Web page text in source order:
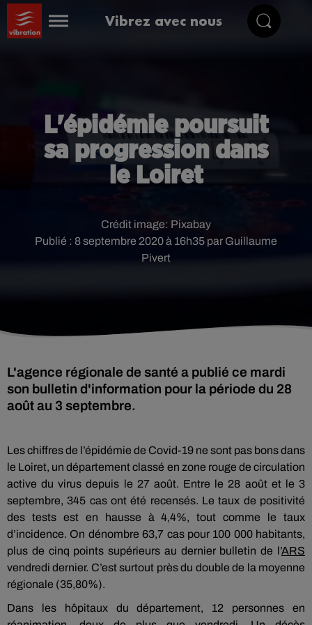
Vibrez avec nous
L'épidémie poursuit
sa progression dans
le Loiret
Publié : 8 septembre 2020 à 16h35 par Guillaume
Pivert
Crédit image: Pixabay
L'agence régionale de santé a publié ce mardi
son bulletin d'information pour la période du 28
août au 3 septembre.
Les chiffres de l’épidémie de Covid-19 ne sont pas bons dans
le Loiret, un département classé en zone rouge de circulation
active du virus depuis le 27 août. Entre le 28 août et le 3
septembre, 345 cas ont été recensés. Le taux de positivité
des tests est en hausse à 4,4%, tout comme le taux
d’incidence. On dénombre 63,7 cas pour 100 000 habitants,
plus de cinq points supérieurs au dernier bulletin de l’ARS
vendredi dernier. C’est surtout près du double de la moyenne
régionale (35,80%).
Dans les hôpitaux du département, 12 personnes en